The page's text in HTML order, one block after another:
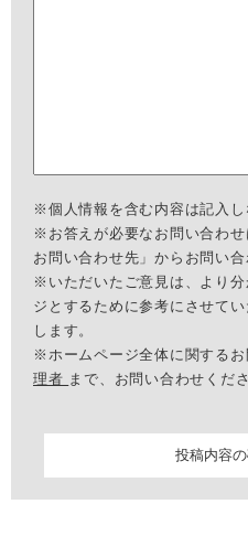
※個人情報を含む内容は記入し
※お答えが必要なお問い合わ
お問い合わせ先」からお問い合
※いただいたご意見は、より
ジとするために参考にさせて
します。
※ホームページ全体に関するお
理者 まで、お問い合わせくださ